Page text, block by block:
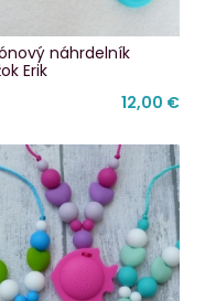
náhrdelník
Erik
12,00 €